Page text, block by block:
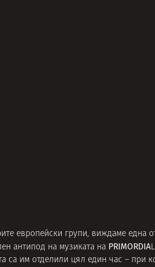
европейски групи, виждаме една
антипод на музиката на PRIMORDIA
са им отделили цял един час – при